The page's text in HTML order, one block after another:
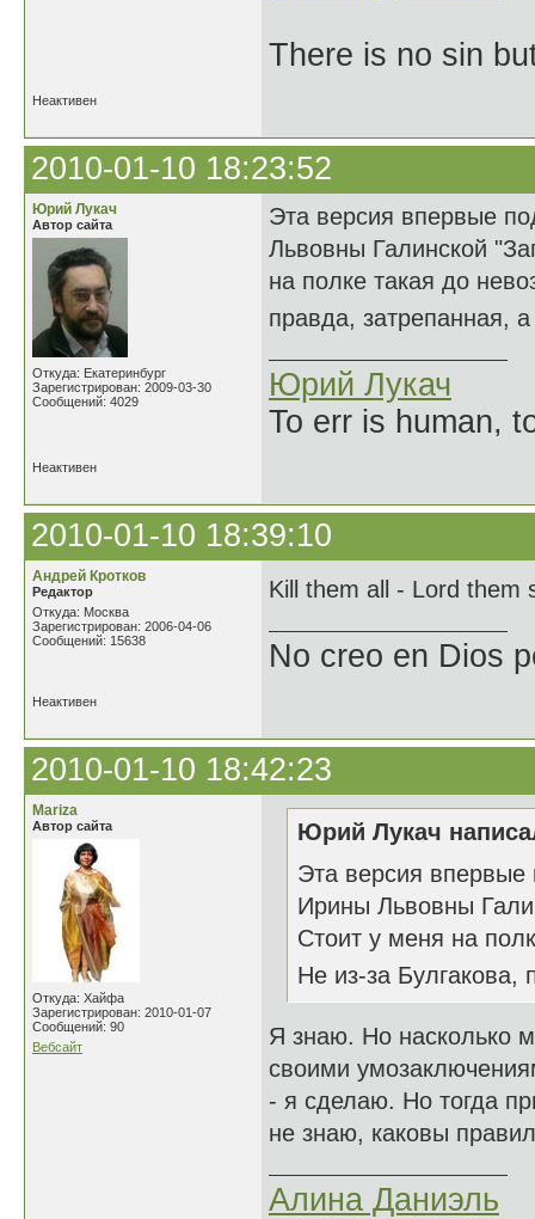
There is no sin
Неактивен
2010-01-10 18:23:52
Юрий Лукач
Автор сайта
Откуда: Екатеринбург
Зарегистрирован: 2009-03-30
Сообщений: 4029
Эта версия впервые
Львовны Галинской
на полке такая до
правда, затрепанная,
Юрий Лукач
To err is human,
Неактивен
2010-01-10 18:39:10
Андрей Кротков
Редактор
Откуда: Москва
Зарегистрирован: 2006-04-06
Сообщений: 15638
Kill them all - Lord them
No creo en Dios
Неактивен
2010-01-10 18:42:23
Mariza
Автор сайта
Откуда: Хайфа
Зарегистрирован: 2010-01-07
Сообщений: 90
Вебсайт
Юрий Лукач
Эта версия впервые
Ирины Львовны
Стоит у меня на
Не из-за Булгакова,
Я знаю. Но насколько
своими
- я сделаю. Но тогда
не знаю, каковы
Алина Даниэль